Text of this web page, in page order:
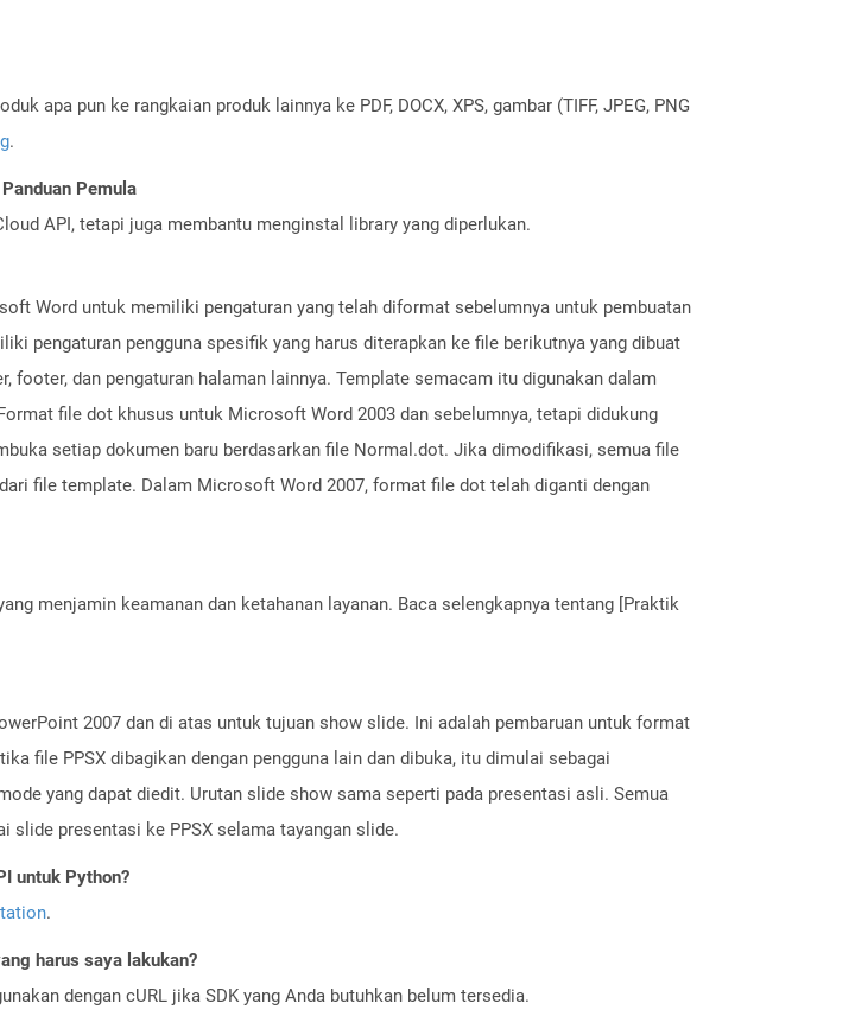
apa pun ke rangkaian produk lainnya ke PDF, DOCX, XPS, gambar (TIFF, JPEG, PNG
.
Pemula
API, tetapi juga membantu menginstal library yang diperlukan.
Word untuk memiliki pengaturan yang telah diformat sebelumnya untuk pembuatan
pengaturan pengguna spesifik yang harus diterapkan ke file berikutnya yang dibuat
footer, dan pengaturan halaman lainnya. Template semacam itu digunakan dalam
file dot khusus untuk Microsoft Word 2003 dan sebelumnya, tetapi didukung
setiap dokumen baru berdasarkan file Normal.dot. Jika dimodifikasi, semua file
file template. Dalam Microsoft Word 2007, format file dot telah diganti dengan
menjamin keamanan dan ketahanan layanan. Baca selengkapnya tentang [Praktik
2007 dan di atas untuk tujuan show slide. Ini adalah pembaruan untuk format
file PPSX dibagikan dengan pengguna lain dan dibuka, itu dimulai sebagai
yang dapat diedit. Urutan slide show sama seperti pada presentasi asli. Semua
slide presentasi ke PPSX selama tayangan slide.
untuk Python?
.
harus saya lakukan?
dengan cURL jika SDK yang Anda butuhkan belum tersedia.